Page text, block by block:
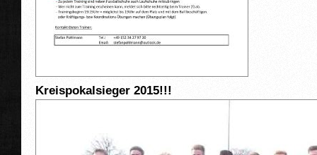
Kreispokalsieger 2015!!!